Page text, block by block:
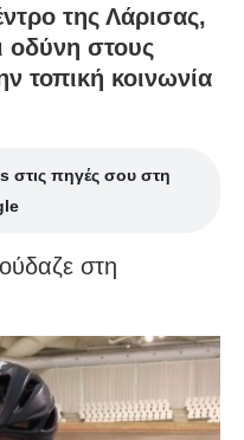
της Λάρισας,
οδύνη στους
τοπική κοινωνία
στις πηγές σου στη
στη